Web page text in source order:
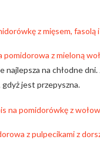
pomidorowa z mieloną
najlepsza na chłodne
gdyż jest przepyszna.
z pulpecikami z